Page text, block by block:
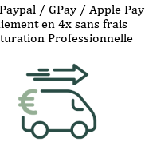
/ GPay / Apple Pay
en 4x sans frais
Professionnelle